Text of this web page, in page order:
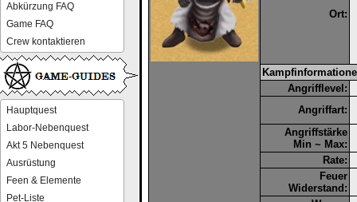
Abkürzung FAQ
Game FAQ
Crew kontaktieren
Hauptquest
Labor-Nebenquest
Akt 5 Nebenquest
Ausrüstung
Feen & Elemente
Pet-Liste
Ort:
Angrifflevel:
Angriffart:
Angriffstärke
Min ~ Max:
Rate:
Feuer
Widerstand: